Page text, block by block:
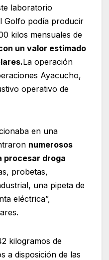
laboratorio
Golfo podía producir
kilos mensuales de
un valor estimado
La operación
Ayacucho,
operativo de
en una
numerosos
procesar droga
probetas,
una pipeta de
eléctrica”,
kilogramos de
a disposición de las